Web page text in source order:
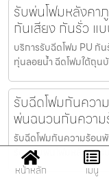
รับพ่นโฟมหลังคา
กันเสียง กันรั่ว แ
บริการรับฉีดโฟม PU กั
ทุ่นลอยน้ำ ฉีดโฟมใต้ถุน
รับฉีดโฟมกันควา
พ่นฉนวนกันความ
รับฉีดโฟมกันความร้อน
ร้อน รับพ่นโฟมหลังคา
หน้าหลัก
เมนู